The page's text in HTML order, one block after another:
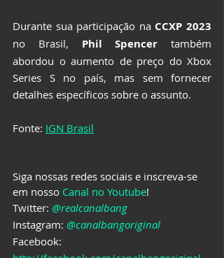
Durante sua participação na CCXP 2023
no Brasil, Phil Spencer também
abordou o aumento de preço do Xbox
Series S no país, mas sem fornecer
detalhes específicos sobre o assunto.
Fonte: IGN Brasil
Siga nossas redes sociais e inscreva-se
em nosso Canal no Youtube!
Twitter: @realcanalbang
Instagram: @canalbangoriginal